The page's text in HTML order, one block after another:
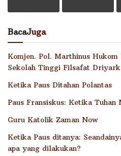
BacaJuga
Komjen. Pol. Marthinus
Sekolah Tinggi Filsafat
Ketika Paus Ditahan Polantas
Paus Fransiskus: Ketika Tuhan
Guru Katolik Zaman Now
Ketika Paus ditanya:
apa yang dilakukan?